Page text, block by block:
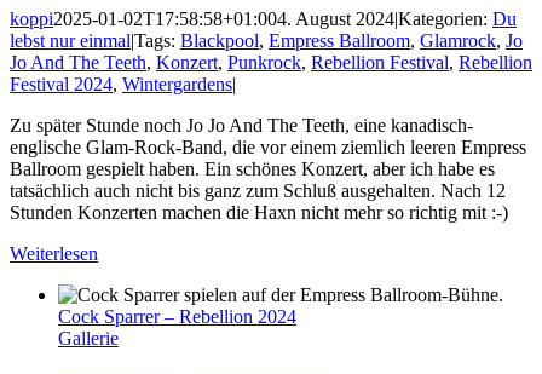
koppi2025-01-02T17:58:58+01:004. August 2024|Kategorien: Du
lebst nur einmal|Tags: Blackpool, Empress Ballroom, Glamrock, Jo
Jo And The Teeth, Konzert, Punkrock, Rebellion Festival, Rebellion
Festival 2024, Wintergardens|
Zu später Stunde noch Jo Jo And The Teeth, eine kanadisch-
englische Glam-Rock-Band, die vor einem ziemlich leeren Empress
Ballroom gespielt haben. Ein schönes Konzert, aber ich habe es
tatsächlich auch nicht bis ganz zum Schluß ausgehalten. Nach 12
Stunden Konzerten machen die Haxn nicht mehr so richtig mit :-)
Weiterlesen
Cock Sparrer – Rebellion 2024
Gallerie